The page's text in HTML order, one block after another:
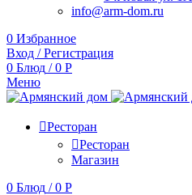
info@arm-dom.ru
0 Избранное
Вход / Регистрация
0 Блюд / 0 Р
Меню
Ресторан
Ресторан
Магазин
0 Блюд / 0 Р